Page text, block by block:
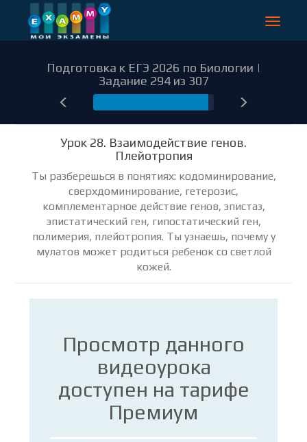
Toggle
Подготовка к ЕГЭ 2026 по Биологии |
Задание 294 из 307
Урок 28. Взаимодействие генов.
Плейотропия
Ты разберешься в понятиях: кодоминирование,
сверхдоминирование, гетерозис,
комплементарное действие генов, эпистаз,
эпистатический ген, гипостатический ген,
полимерия, плейотропия. Ты узнаешь, почему у
мулатов может родиться ребенок со светлой
кожей.
Просмотр данного
видеоурока
доступен на тарифе
Премиум